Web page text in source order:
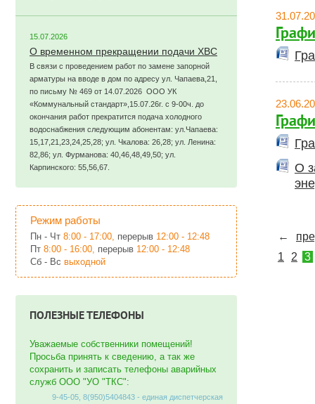
О
←
1
2 3
15.07.2026
О временном прекращении подачи ХВС
В связи с проведением работ по замене запорной
арматуры на вводе в дом по адресу ул. Чапаева,21,
по письму № 469 от 14.07.2026 ООО УК
«Коммунальный стандарт»,15.07.26г. с 9-00ч. до
окончания работ прекратится подача холодного
водоснабжения следующим абонентам: ул.Чапаева:
15,17,21,23,24,25,28; ул. Чкалова: 26,28; ул. Ленина:
82,86; ул. Фурманова: 40,46,48,49,50; ул.
Карпинского: 55,56,67.
Режим работы
Пн - Чт 8:00 - 17:00, перерыв 12:00 - 12:48
Пт 8:00 - 16:00, перерыв 12:00 - 12:48
Сб - Вс выходной
ПОЛЕЗНЫЕ ТЕЛЕФОНЫ
Уважаемые собственники помещений!
Просьба принять к сведению, а так же
сохранить и записать телефоны аварийных
служб ООО "УО "ТКС":
9-45-05, 8(950)5404843 - единая диспетчерская